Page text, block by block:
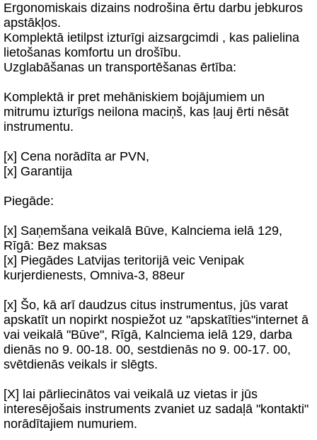
Ergonomiskais dizains nodrošina ērtu darbu jebkuros
apstākļos.
Komplektā ietilpst izturīgi aizsargcimdi , kas palielina
lietošanas komfortu un drošību.
Uzglabāšanas un transportēšanas ērtība:
Komplektā ir pret mehāniskiem bojājumiem un
mitrumu izturīgs neilona maciņš, kas ļauj ērti nēsāt
instrumentu.
[x] Cena norādīta ar PVN,
[x] Garantija
Piegāde:
[x] Saņemšana veikalā Būve, Kalnciema ielā 129,
Rīgā: Bez maksas
[x] Piegādes Latvijas teritorijā veic Venipak
kurjerdienests, Omniva-3, 88eur
[x] Šo, kā arī daudzus citus instrumentus, jūs varat
apskatīt un nopirkt nospiežot uz "apskatīties"internet ā
vai veikalā "Būve", Rīgā, Kalnciema ielā 129, darba
dienās no 9. 00-18. 00, sestdienās no 9. 00-17. 00,
svētdienās veikals ir slēgts.
[X] lai pārliecinātos vai veikalā uz vietas ir jūs
interesējošais instruments zvaniet uz sadaļā "kontakti"
norādītajiem numuriem.